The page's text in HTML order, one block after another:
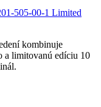
505-00-1 Limited
kombinuje
a limitovanú edíciu 10